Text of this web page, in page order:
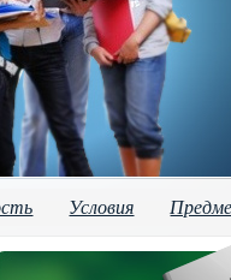
Условия